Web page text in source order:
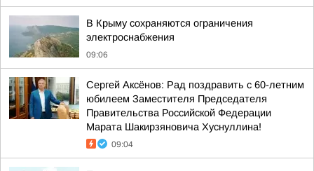
В Крыму сохраняются ограничения
электроснабжения
09:06
Сергей Аксёнов: Рад поздравить с 60-летним
юбилеем Заместителя Председателя
Правительства Российской Федерации
Марата Шакирзяновича Хуснуллина!
09:04